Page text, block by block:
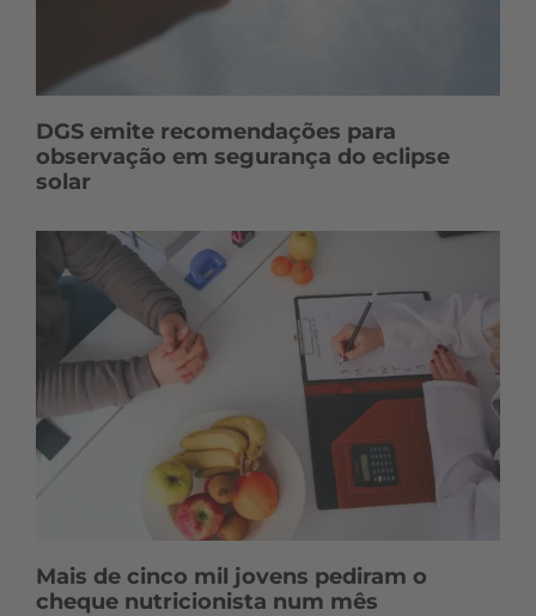
DGS emite recomendações para
observação em segurança do eclipse
solar
Mais de cinco mil jovens pediram o
cheque nutricionista num mês